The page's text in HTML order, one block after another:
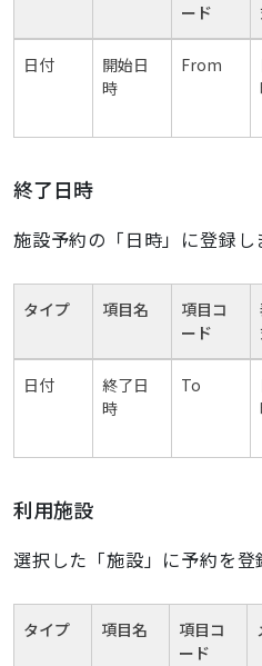
ード
日付
開始日
時
From
終了日時
施設予約の「日時」に登録し
タイプ 項目名
項目コ
ード
日付
終了日
時
To
利用施設
選択した「施設」に予約を登
タイプ 項目名
項目コ
ード